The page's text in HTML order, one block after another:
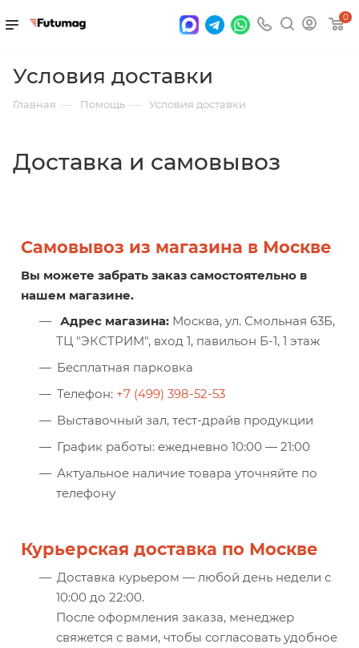
0
Условия доставки
Главная — Помощь — Условия доставки
Доставка и самовывоз
Самовывоз из магазина в Москве
Вы можете забрать заказ самостоятельно в
нашем магазине.
Адрес магазина:Москва, ул. Смольная 63Б,
ТЦ "ЭКСТРИМ", вход 1, павильон Б-1, 1 этаж
Бесплатная парковка
Телефон: +7 (499) 398-52-53
Выставочный зал, тест-драйв продукции
График работы: ежедневно 10:00 — 21:00
Актуальное наличие товара уточняйте по
телефону
Курьерская доставка по Москве
Доставка курьером — любой день недели с
10:00 до 22:00.
После оформления заказа, менеджер
свяжется с вами, чтобы согласовать удобное